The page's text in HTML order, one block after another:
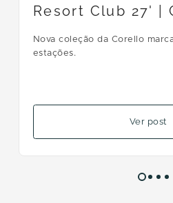
Resort Club 27' |
Nova coleção da Corello
estações.
Ver post